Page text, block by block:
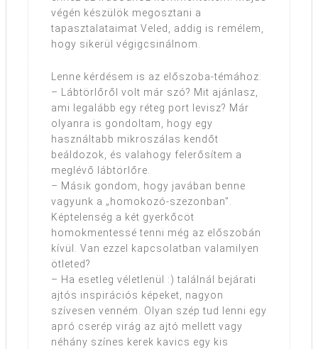
végén készülök megosztani a
tapasztalataimat Veled, addig is remélem,
hogy sikerül végigcsinálnom.
Lenne kérdésem is az előszoba-témához:
– Lábtörlőről volt már szó? Mit ajánlasz,
ami legalább egy réteg port levisz? Már
olyanra is gondoltam, hogy egy
használtabb mikroszálas kendőt
beáldozok, és valahogy felerősítem a
meglévő lábtörlőre.
– Másik gondom, hogy javában benne
vagyunk a „homokozó-szezonban”.
Képtelenség a két gyerkőcöt
homokmentessé tenni még az előszobán
kívül. Van ezzel kapcsolatban valamilyen
ötleted?
– Ha esetleg véletlenül :) találnál bejárati
ajtós inspirációs képeket, nagyon
szívesen venném. Olyan szép tud lenni egy
apró cserép virág az ajtó mellett vagy
néhány színes kerek kavics egy kis